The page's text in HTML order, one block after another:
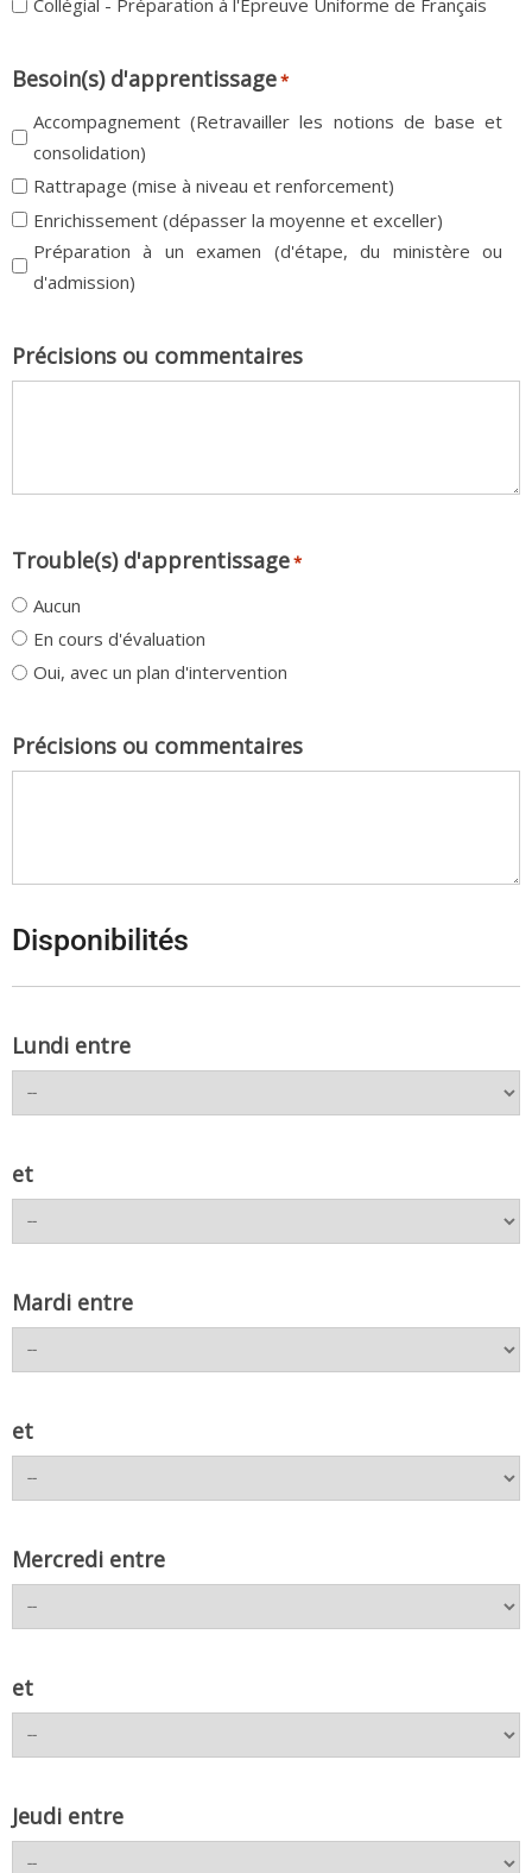
Collégial - Préparation à l'Épreuve Uniforme de Français
Besoin(s) d'apprentissage*
Accompagnement (Retravailler les notions de base et
consolidation)
Rattrapage (mise à niveau et renforcement)
Enrichissement (dépasser la moyenne et exceller)
Préparation à un examen (d'étape, du ministère ou
d'admission)
Précisions ou commentaires
Trouble(s) d'apprentissage*
Aucun
En cours d'évaluation
Oui, avec un plan d'intervention
Précisions ou commentaires
Disponibilités
Lundi entre
et
Mardi entre
et
Mercredi entre
et
Jeudi entre